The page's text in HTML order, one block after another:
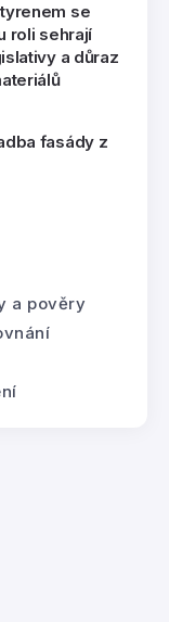
se
roli sehrají
a důraz
fasády z
a pověry